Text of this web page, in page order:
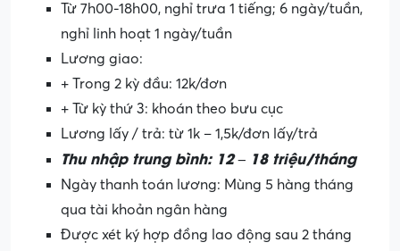
Từ 7h00-18h00, nghỉ trưa 1 tiếng; 6 ngày/tuần,
nghỉ linh hoạt 1 ngày/tuần
Lương giao:
+ Trong 2 kỳ đầu: 12k/đơn
+ Từ kỳ thứ 3: khoán theo bưu cục
Lương lấy / trả: từ 1k – 1,5k/đơn lấy/trả
Thu nhập trung bình: 12 – 18 triệu/tháng
Ngày thanh toán lương: Mùng 5 hàng tháng
qua tài khoản ngân hàng
Được xét ký hợp đồng lao động sau 2 tháng